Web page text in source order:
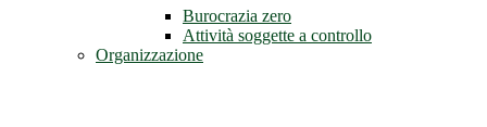
Burocrazia zero
Attività soggette a controllo
Organizzazione